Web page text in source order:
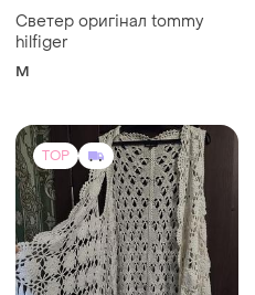
Светер оригінал tommy
hilfiger
M
TOP